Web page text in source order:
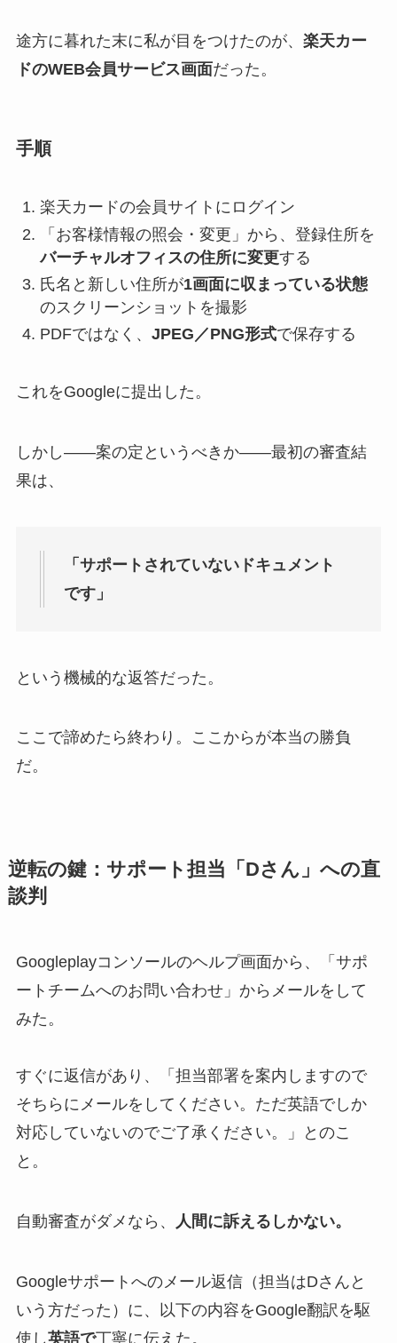
途方に暮れた末に私が目をつけたのが、 楽天カー
ドのWEB会員サービス画面だった。
手順
楽天カードの会員サイトにログイン
「お客様情報の照会・変更」から、登録住所を
バーチャルオフィスの住所に変更する
氏名と新しい住所が1画面に収まっている状態
のスクリーンショットを撮影
PDFではなく、 JPEG／PNG形式で保存する
これをGoogleに提出した。
しかし——案の定というべきか——最初の審査結
果は、
「サポートされていないドキュメント
です」
という機械的な返答だった。
ここで諦めたら終わり。ここからが本当の勝負
だ。
逆転の鍵：サポート担当「Dさん」への直
談判
Googleplayコンソールのヘルプ画面から、「サポ
ートチームへのお問い合わせ」からメールをして
みた。
すぐに返信があり、「担当部署を案内しますので
そちらにメールをしてください。ただ英語でしか
対応していないのでご了承ください。」とのこ
と。
自動審査がダメなら、 人間に訴えるしかない。
Googleサポートへのメール返信（担当はDさんと
いう方だった）に、以下の内容をGoogle翻訳を駆
使し英語で丁寧に伝えた。